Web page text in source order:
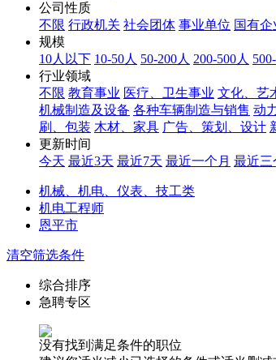
公司性质
不限 行政机关 社会团体 事业单位 国有企
规模
10人以下 10-50人 50-200人 200-500人
行业领域
不限 教育事业 医疗、卫生事业 文化、艺
机械制造及设备 各种车辆制造与销售 动
刷、包装 木材、家具 广告、策划、设计
更新时间
今天 最近3天 最近7天 最近一个月 最近三
机械、机电、仪表、技工类
机电工程师
恩平市
清空筛选条件
综合排序
急聘专区
没有找到满足条件的职位